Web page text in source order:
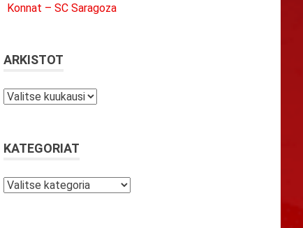
Konnat – SC Saragoza
ARKISTOT
Arkistot
KATEGORIAT
Kategoriat